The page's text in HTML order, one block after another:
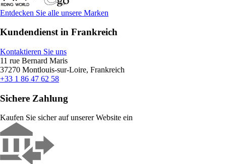
Entdecken Sie alle unsere Marken
Kundendienst in Frankreich
Kontaktieren Sie uns
11 rue Bernard Maris
37270 Montlouis-sur-Loire, Frankreich
+33 1 86 47 62 58
Sichere Zahlung
Kaufen Sie sicher auf unserer Website ein